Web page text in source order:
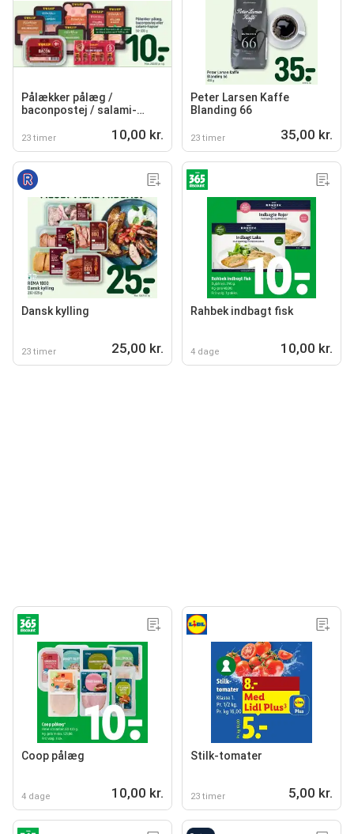
Pålækker pålæg /
baconpostej / salami-
23 timer 10,00 kr.
Peter Larsen Kaffe
Blanding 66
23 timer 35,00 kr.
Dansk kylling
23 timer 25,00 kr.
Rahbek indbagt fisk
4 dage 10,00 kr.
Coop pålæg
4 dage 10,00 kr.
Stilk-tomater
23 timer 5,00 kr.